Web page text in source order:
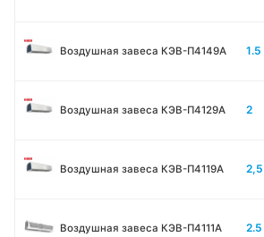
Воздушная завеса КЭВ-П4149А 1.5
Воздушная завеса КЭВ-П4129А 2
Воздушная завеса КЭВ-П4119А 2,5
Воздушная завеса КЭВ-П4111A 2.5